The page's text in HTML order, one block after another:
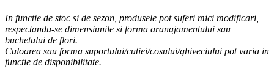
In functie de stoc si de sezon, produsele pot suferi mici modificari,
respectandu-se dimensiunile si forma aranajamentului sau
buchetului de flori.
Culoarea sau forma suportului/cutiei/cosului/ghiveciului pot varia in
functie de disponibilitate.